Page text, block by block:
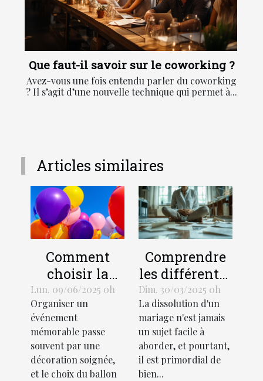
Que faut-il savoir sur le coworking ?
Avez-vous une fois entendu parler du coworking
? Il s’agit d’une nouvelle technique qui permet à...
Articles similaires
Comment
choisir la
taille et le
design d'un
ballon hélium
pour votre
événement
Lun. 09/06/2025 0h
Organiser un
événement
mémorable passe
souvent par une
décoration soignée,
et le choix du ballon
Comprendre
les différentes
procédures de
divorce et
leurs impacts
Dim. 30/03/2025 0h
La dissolution d'un
mariage n'est jamais
un sujet facile à
aborder, et pourtant,
il est primordial de
bien...